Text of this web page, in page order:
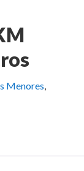
Menores,